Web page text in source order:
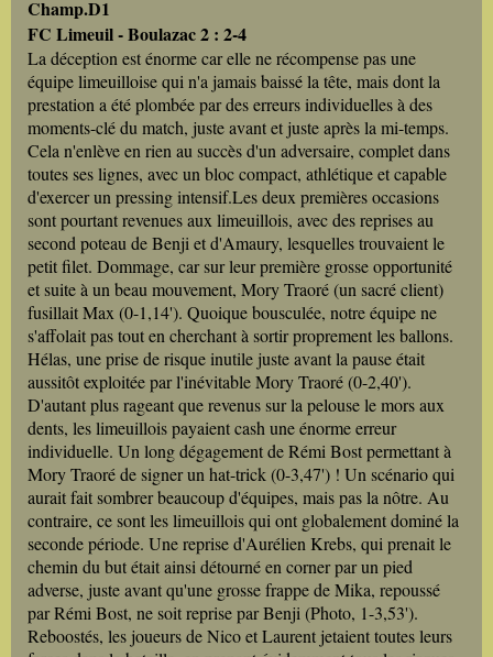
Champ.D1
FC Limeuil - Boulazac 2 : 2-4
La déception est énorme car elle ne récompense pas une
équipe limeuilloise qui n'a jamais baissé la tête, mais dont la
prestation a été plombée par des erreurs individuelles à des
moments-clé du match, juste avant et juste après la mi-temps.
Cela n'enlève en rien au succès d'un adversaire, complet dans
toutes ses lignes, avec un bloc compact, athlétique et capable
d'exercer un pressing intensif.Les deux premières occasions
sont pourtant revenues aux limeuillois, avec des reprises au
second poteau de Benji et d'Amaury, lesquelles trouvaient le
petit filet. Dommage, car sur leur première grosse opportunité
et suite à un beau mouvement, Mory Traoré (un sacré client)
fusillait Max (0-1,14'). Quoique bousculée, notre équipe ne
s'affolait pas tout en cherchant à sortir proprement les ballons.
Hélas, une prise de risque inutile juste avant la pause était
aussitôt exploitée par l'inévitable Mory Traoré (0-2,40').
D'autant plus rageant que revenus sur la pelouse le mors aux
dents, les limeuillois payaient cash une énorme erreur
individuelle. Un long dégagement de Rémi Bost permettant à
Mory Traoré de signer un hat-trick (0-3,47') ! Un scénario qui
aurait fait sombrer beaucoup d'équipes, mais pas la nôtre. Au
contraire, ce sont les limeuillois qui ont globalement dominé la
seconde période. Une reprise d'Aurélien Krebs, qui prenait le
chemin du but était ainsi détourné en corner par un pied
adverse, juste avant qu'une grosse frappe de Mika, repoussé
par Rémi Bost, ne soit reprise par Benji (Photo, 1-3,53').
Reboostés, les joueurs de Nico et Laurent jetaient toutes leurs